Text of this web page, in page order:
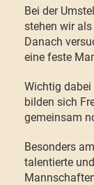
Bei der
stehen wir als
Danach
eine feste
Wichtig
bilden sich
gemeinsam
Besonders
talentierte